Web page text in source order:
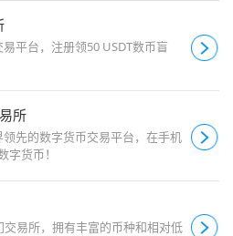
平台，注册领50 USDT数币盲
所
先的数字货币交易平台，在手机
字货币！
易所，拥有丰富的币种和相对低